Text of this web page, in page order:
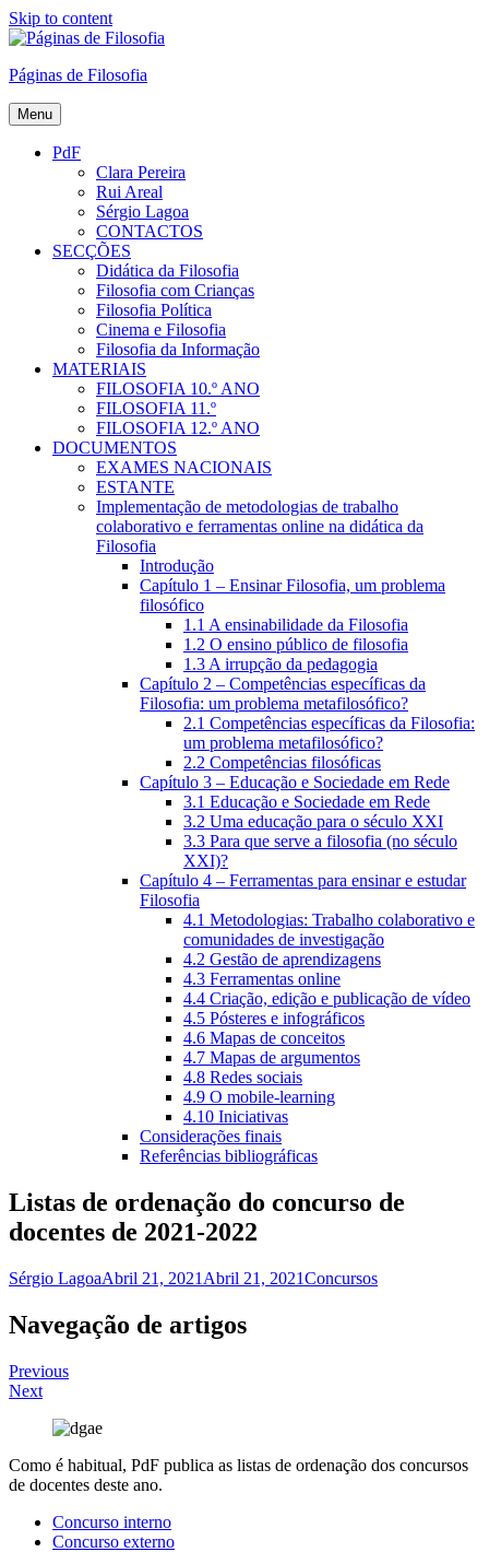
Skip to content
Páginas de Filosofia
Menu
PdF
Clara Pereira
Rui Areal
Sérgio Lagoa
CONTACTOS
SECÇÕES
Didática da Filosofia
Filosofia com Crianças
Filosofia Política
Cinema e Filosofia
Filosofia da Informação
MATERIAIS
FILOSOFIA 10.º ANO
FILOSOFIA 11.º
FILOSOFIA 12.º ANO
DOCUMENTOS
EXAMES NACIONAIS
ESTANTE
Implementação de metodologias de trabalho
colaborativo e ferramentas online na didática da
Filosofia
Introdução
Capítulo 1 – Ensinar Filosofia, um problema
filosófico
1.1 A ensinabilidade da Filosofia
1.2 O ensino público de filosofia
1.3 A irrupção da pedagogia
Capítulo 2 – Competências específicas da
Filosofia: um problema metafilosófico?
2.1 Competências específicas da Filosofia:
um problema metafilosófico?
2.2 Competências filosóficas
Capítulo 3 – Educação e Sociedade em Rede
3.1 Educação e Sociedade em Rede
3.2 Uma educação para o século XXI
3.3 Para que serve a filosofia (no século
XXI)?
Capítulo 4 – Ferramentas para ensinar e estudar
Filosofia
4.1 Metodologias: Trabalho colaborativo e
comunidades de investigação
4.2 Gestão de aprendizagens
4.3 Ferramentas online
4.4 Criação, edição e publicação de vídeo
4.5 Pósteres e infográficos
4.6 Mapas de conceitos
4.7 Mapas de argumentos
4.8 Redes sociais
4.9 O mobile-learning
4.10 Iniciativas
Considerações finais
Referências bibliográficas
Listas de ordenação do concurso de
docentes de 2021-2022
Sérgio LagoaAbril 21, 2021 Abril 21, 2021Concursos
Navegação de artigos
Previous
Next
Como é habitual, PdF publica as listas de ordenação dos concursos
de docentes deste ano.
Concurso interno
Concurso externo